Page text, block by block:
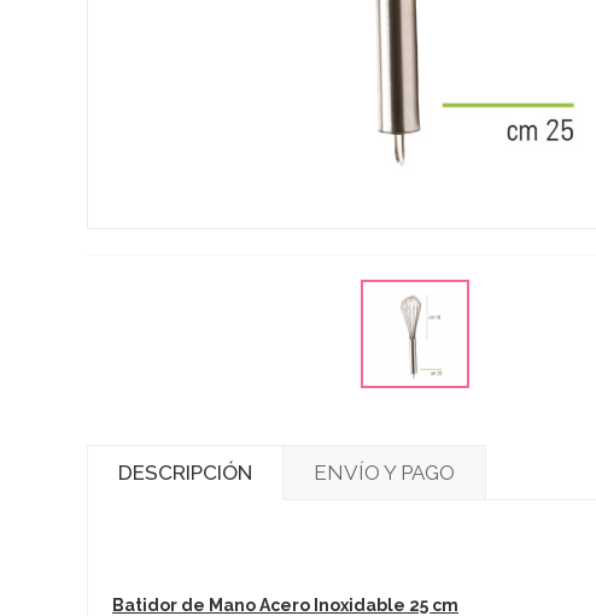
DESCRIPCIÓN ENVÍO Y PAGO
Batidor de Mano Acero Inoxidable 25 cm